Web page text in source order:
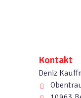
Kontakt
Deniz